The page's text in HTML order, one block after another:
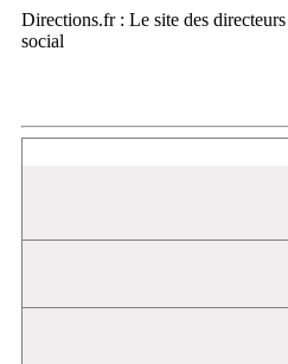
Directions.fr : Le site des
social